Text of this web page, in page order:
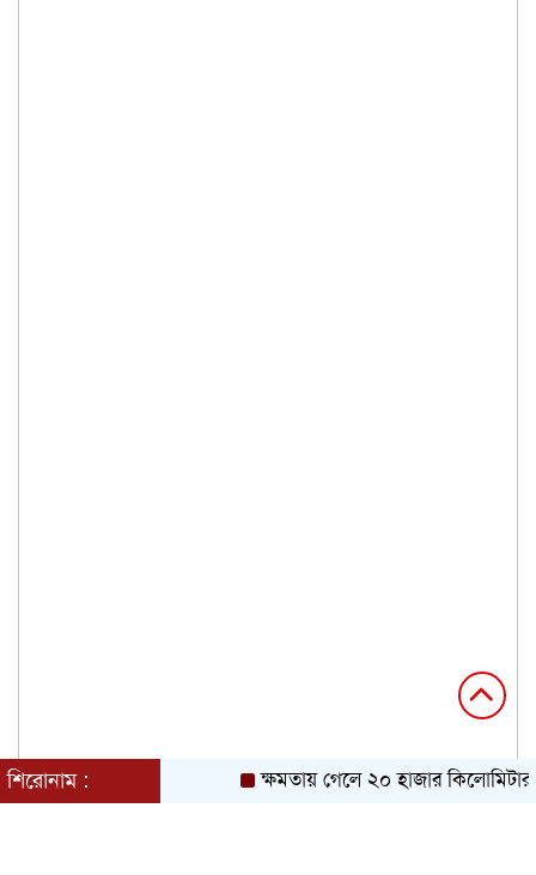
শিরোনাম : ক্ষমতায় গেলে ২০ হাজার কিলোমিটার